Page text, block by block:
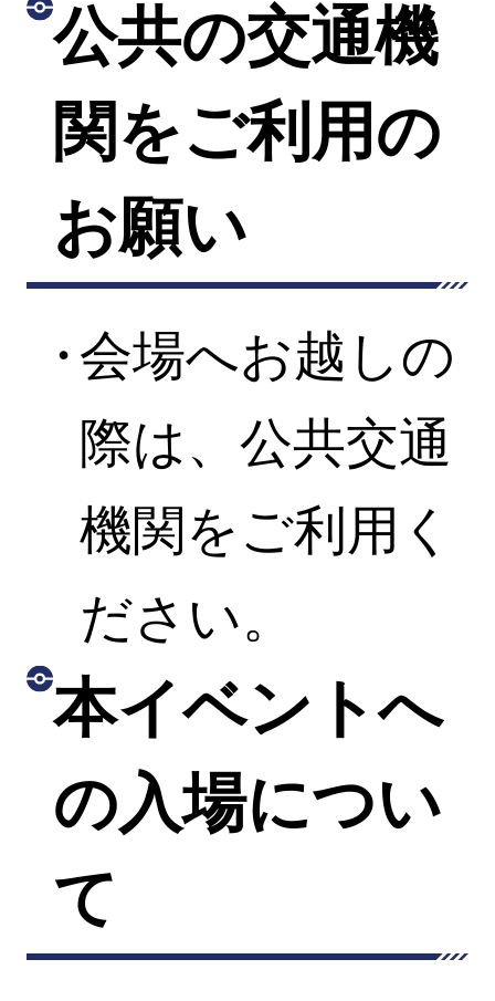
公共の交通機
関をご利用の
お願い
会場へお越しの
際は、公共交通
機関をご利用く
ださい。
本イベントへ
の入場につい
て